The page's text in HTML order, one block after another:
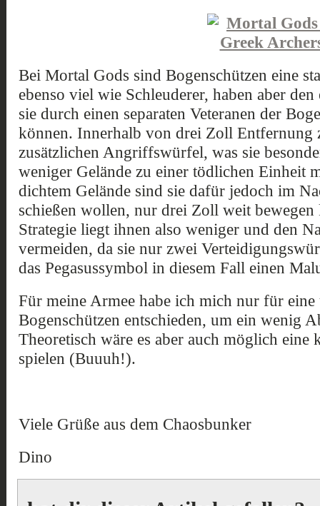
Bei Mortal Gods sind Bogenschützen eine
ebenso viel wie Schleuderer, haben aber
sie durch einen separaten Veteranen der
können. Innerhalb von drei Zoll Entfernung
zusätzlichen Angriffswürfel, was sie
weniger Gelände zu einer tödlichen Einheit
dichtem Gelände sind sie dafür jedoch im
schießen wollen, nur drei Zoll weit
Strategie liegt ihnen also weniger und den
vermeiden, da sie nur zwei
das Pegasussymbol in diesem Fall einen
Für meine Armee habe ich mich nur für eine
Bogenschützen entschieden, um ein wenig
Theoretisch wäre es aber auch möglich eine
spielen (Buuuh!).
Viele Grüße aus dem Chaosbunker
Dino